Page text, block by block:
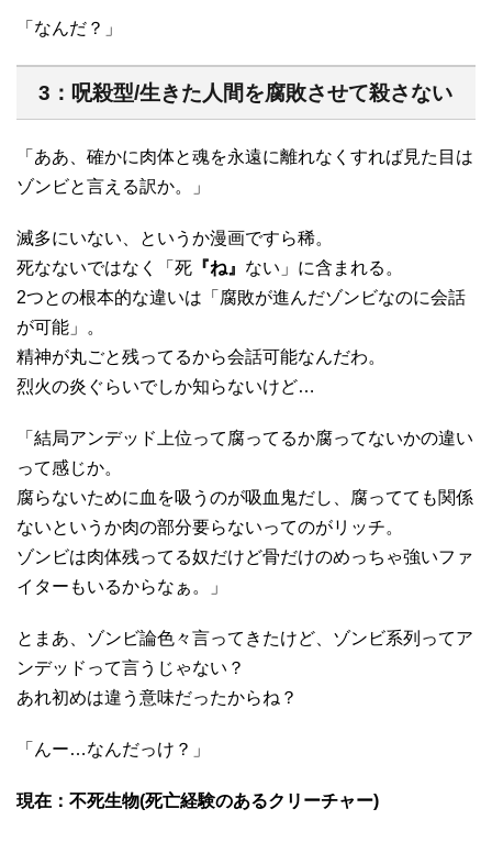
「なんだ？」
3：呪殺型/生きた人間を腐敗させて殺さない
「ああ、確かに肉体と魂を永遠に離れなくすれば見た目は
ゾンビと言える訳か。」
滅多にいない、というか漫画ですら稀。
死なないではなく「死 『ね』 ない」に含まれる。
2つとの根本的な違いは「腐敗が進んだゾンビなのに会話
が可能」。
精神が丸ごと残ってるから会話可能なんだわ。
烈火の炎ぐらいでしか知らないけど…
「結局アンデッド上位って腐ってるか腐ってないかの違い
って感じか。
腐らないために血を吸うのが吸血鬼だし、腐ってても関係
ないというか肉の部分要らないってのがリッチ。
ゾンビは肉体残ってる奴だけど骨だけのめっちゃ強いファ
イターもいるからなぁ。」
とまあ、ゾンビ論色々言ってきたけど、ゾンビ系列ってア
ンデッドって言うじゃない？
あれ初めは違う意味だったからね？
「んー…なんだっけ？」
現在：不死生物(死亡経験のあるクリーチャー)